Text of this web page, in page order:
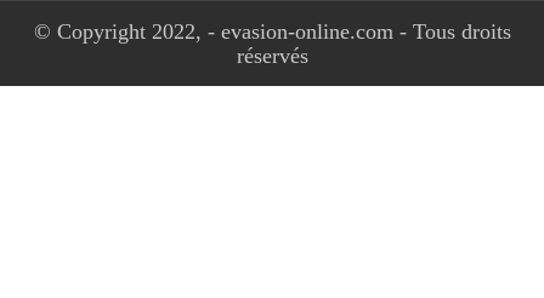
© Copyright 2022, - evasion-online.com - Tous droits
réservés